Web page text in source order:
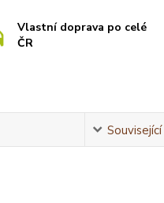
Vlastní doprava po celé
ČR